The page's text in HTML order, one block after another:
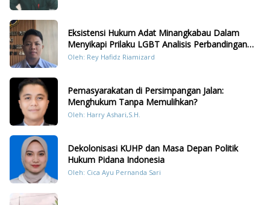
Eksistensi Hukum Adat Minangkabau Dalam
Menyikapi Prilaku LGBT Analisis Perbandingan
Dengan Hukum Pidana
Oleh: Rey Hafidz Riamizard
Pemasyarakatan di Persimpangan Jalan:
Menghukum Tanpa Memulihkan?
Oleh: Harry Ashari,S.H.
Dekolonisasi KUHP dan Masa Depan Politik
Hukum Pidana Indonesia
Oleh: Cica Ayu Pernanda Sari